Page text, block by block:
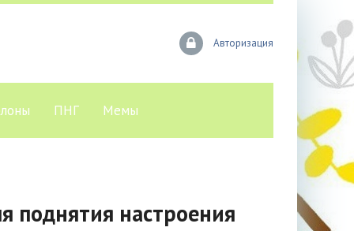
Авторизация
ПНГ Мемы
поднятия настроения